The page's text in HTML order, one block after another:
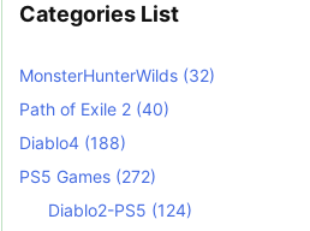
Categories List
MonsterHunterWilds (32)
Path of Exile 2 (40)
Diablo4 (188)
PS5 Games (272)
Diablo2-PS5 (124)